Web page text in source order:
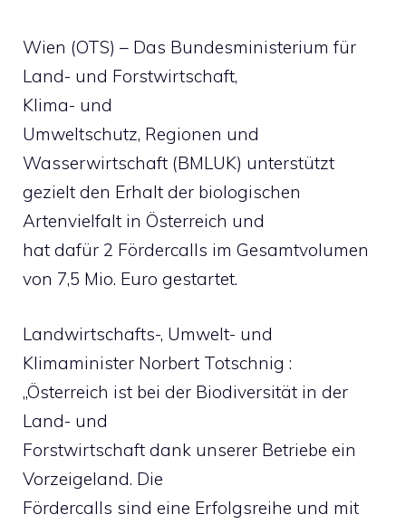
Wien (OTS) – Das Bundesministerium für
Land- und Forstwirtschaft,
Klima- und
Umweltschutz, Regionen und
Wasserwirtschaft (BMLUK) unterstützt
gezielt den Erhalt der biologischen
Artenvielfalt in Österreich und
hat dafür 2 Fördercalls im Gesamtvolumen
von 7,5 Mio. Euro gestartet.
Landwirtschafts-, Umwelt- und
Klimaminister Norbert Totschnig :
„Österreich ist bei der Biodiversität in der
Land- und
Forstwirtschaft dank unserer Betriebe ein
Vorzeigeland. Die
Fördercalls sind eine Erfolgsreihe und mit